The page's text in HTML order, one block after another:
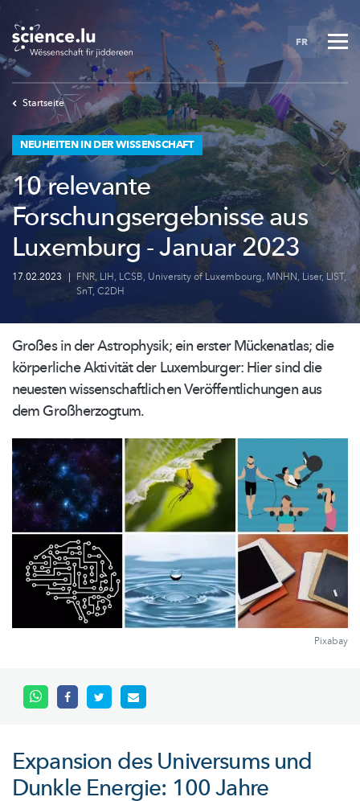
Skip
main
content
FR
Startseite
NEUHEITEN IN DER WISSENSCHAFT
10 relevante
Forschungsergebnisse aus
Luxemburg - Januar 2023
17.02.2023 | FNR, LIH, LCSB, University of Luxembourg, MNHN, Liser, LIST,
SnT, C2DH
Großes in der Astrophysik; ein erster Mückenatlas; die
körperliche Aktivität der Luxemburger: Hier sind die
neuestenwissenschaftlichenVeröffentlichungenaus
dem Großherzogtum.
Pixabay
Expansion des Universums und
Dunkle Energie: 100 Jahre